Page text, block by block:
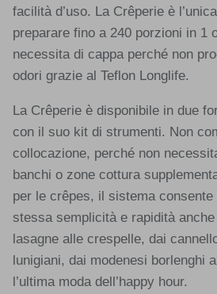
facilità d’uso. La Crêperie è
preparare fino a 240 porzioni in 1
necessita di cappa perché non
odori grazie al Teflon Longlife.
La Crêperie è disponibile in due
con il suo kit di strumenti. Non
collocazione, perché non
banchi o zone cottura
per le crêpes, il sistema
stessa semplicità e rapidità
lasagne alle crespelle, dai
lunigiani, dai modenesi borlenghi
l’ultima moda dell’happy hour.